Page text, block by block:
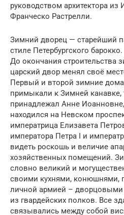
руководством архитектора из
Франческо Растрелли.
Зимний дворец — старейший
стиле Петербургского барокко.
До окончания строительства
царский двор менял своё
Первый и второй зимние
примыкали к Зимней канавке,
принадлежал Анне
находился на Невском
императрица Елизавета
императора Петра I и
видеть роскошь и величие
хозяйственных помещений.
словно великий и
своими кухнями, конюшнями,
личной армией – дворцовыми
из гвардейских полков. Все
связывались между собой